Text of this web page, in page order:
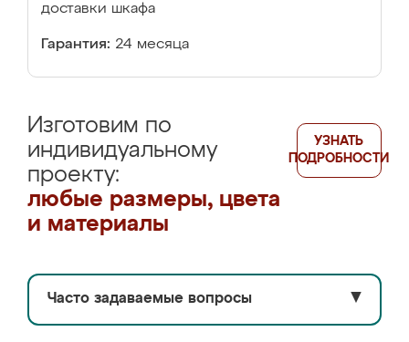
доставки шкафа
Гарантия: 24 месяца
Изготовим по
индивидуальному
проекту:
любые размеры, цвета
и материалы
УЗНАТЬ
ПОДРОБНОСТИ
Часто задаваемые вопросы ▼